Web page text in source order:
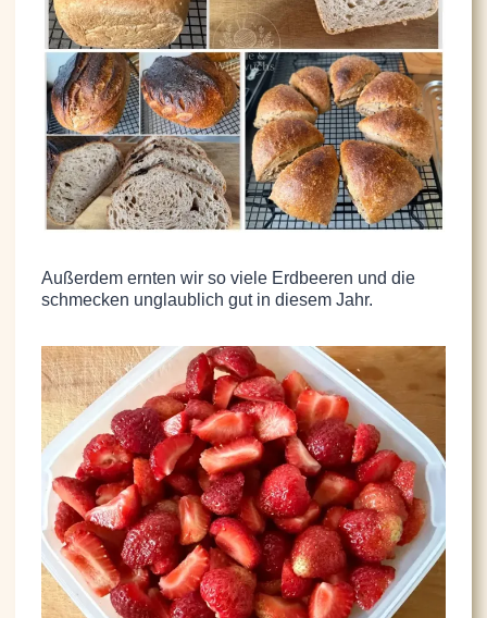
Außerdem ernten wir so viele Erdbeeren und die
schmecken unglaublich gut in diesem Jahr.